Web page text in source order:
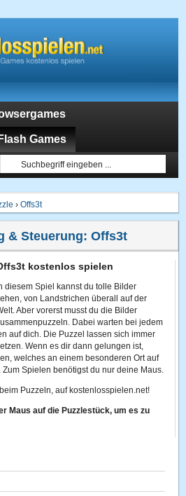
Flash Games
›Offs3t
& Steuerung:Offs3t
kostenlos spielen
diesem Spiel kannst du tolle Bilder
von Landstrichen überall auf der
Aber vorerst musst du die Bilder
Dabei warten bei jedem
auf dich. Die Puzzel lassen sich immer
Wenn es dir dann gelungen ist,
welches an einem besonderen Ort auf
Spielen benötigst du nur deine Maus.
Puzzeln, auf kostenlosspielen.net!
Maus auf die Puzzlestück, um es zu